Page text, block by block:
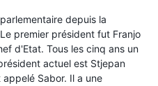
depuis la
premier président fut Franjo
d'Etat. Tous les cinq ans un
actuel est Stjepan
Sabor. Il a une